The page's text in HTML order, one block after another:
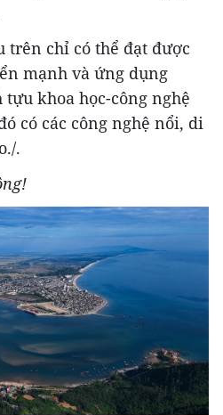
trên chỉ có thể đạt được
mạnh và ứng dụng
khoa học-công nghệ
có các công nghệ nổi, di
.